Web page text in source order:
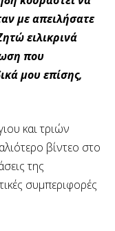
με απειλήσατε
ειλικρινά
που
μου επίσης,
και τριών
βίντεο στο
της
συμπεριφορές